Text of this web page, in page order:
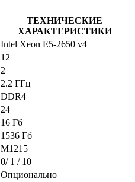
ТЕХНИЧЕСКИЕ
ХАРАКТЕРИСТИКИ
Intel Xeon E5-2650 v4
12
2
2.2 ГГц
DDR4
24
16 Гб
1536 Гб
M1215
0/ 1 / 10
Опционально